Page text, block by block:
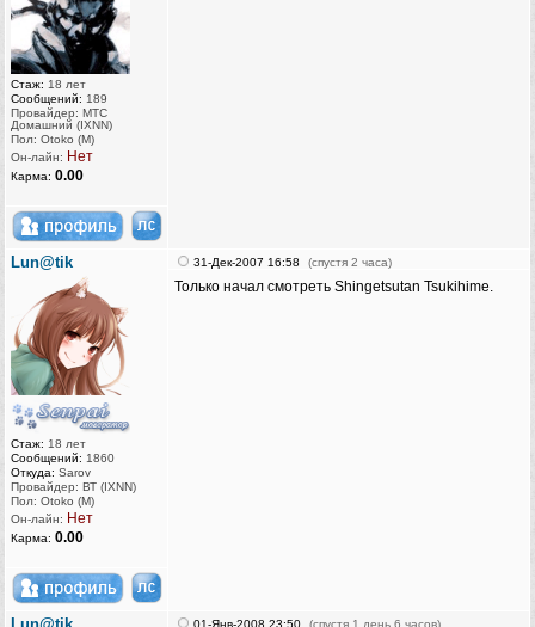
Стаж: 18 лет
Сообщений: 189
Провайдер: МТС
Домашний (IXNN)
Пол: Otoko (M)
Он-лайн: Нет
Карма: 0.00
Lun@tik
Стаж: 18 лет
Сообщений: 1860
Откуда: Sarov
Провайдер: ВТ (IXNN)
Пол: Otoko (M)
Он-лайн: Нет
Карма: 0.00
31-Дек-2007 16:58 (спустя 2 часа)
Только начал смотреть Shingetsutan Tsukihime.